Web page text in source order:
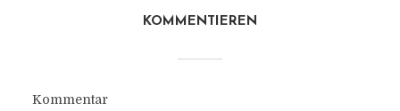
KOMMENTIEREN
Kommentar